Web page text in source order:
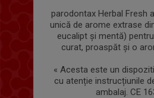
parodontax Herbal Fresh
unică de arome extrase
eucalipt şi mentă)
curat, proaspăt şi o
« Acesta este un
cu atenție instrucțiunile
ambalaj. CE